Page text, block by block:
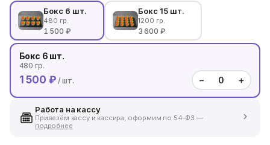
Бокс 6 шт.
480 гр.
1 500 ₽
Бокс 15 шт.
1200 гр.
3 600 ₽
Бокс 6 шт.
480 гр.
1 500 ₽ / шт. − +
Работа на кассу
Привезём кассу и кассира, оформим по 54-ФЗ —
подробнее